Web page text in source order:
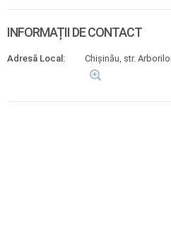
INFORMAȚII DE CONTACT
Adresă Local: Chișinău, str.